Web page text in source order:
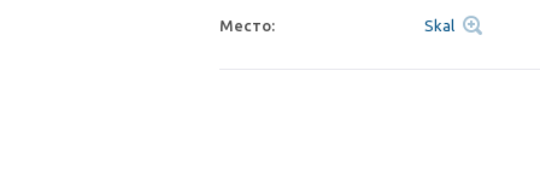
Место: Skal